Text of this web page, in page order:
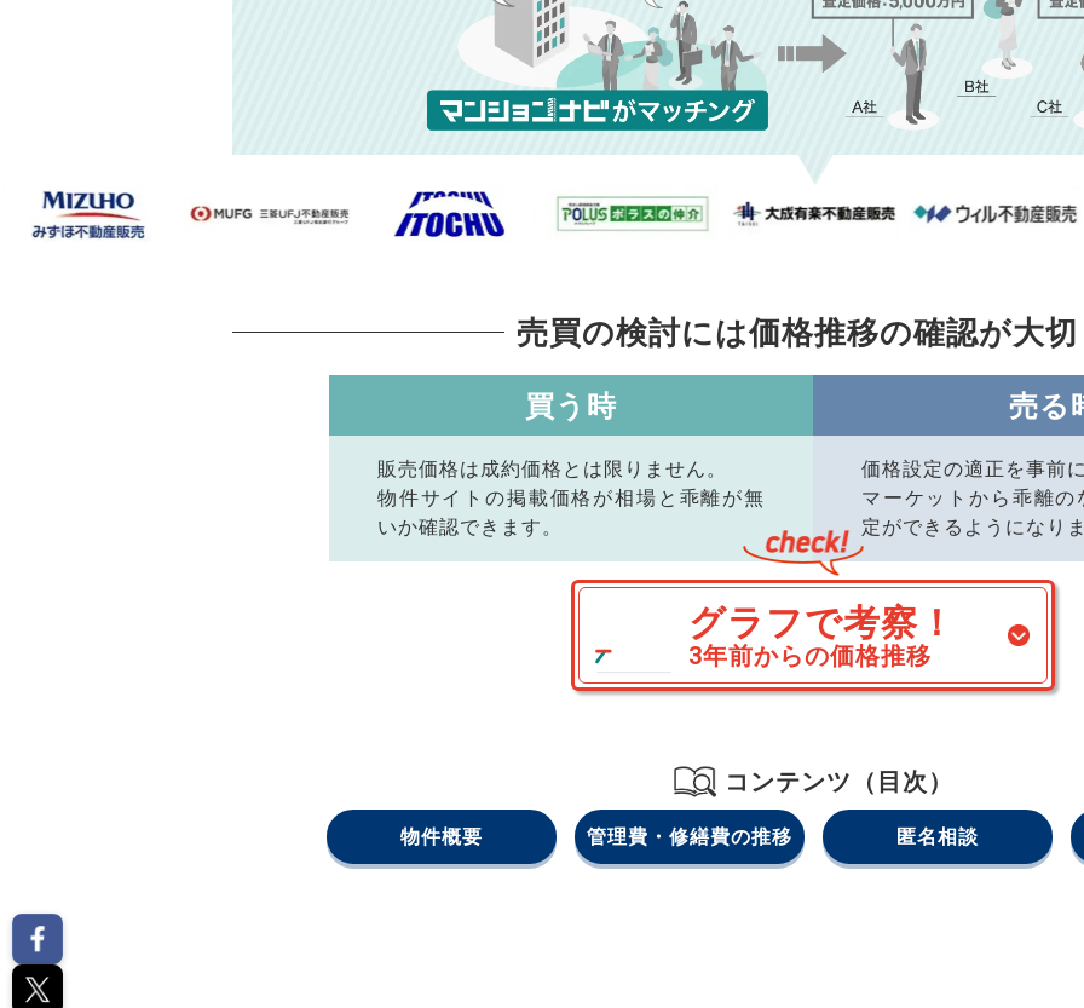
売買の検討には価格推移の確認が大
買う時
販売価格は成約価格とは限りません。
物件サイトの掲載価格が相場と乖離が無
いか確認できます。
売る
価格設定の適正を事前
マーケットから乖離
定ができるようになり
グラフで考察！
3年前からの価格推移
コンテンツ（目次）
物件概要 管理費・修繕費の推移 匿名相談